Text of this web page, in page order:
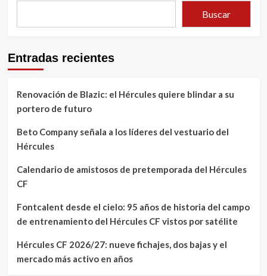
Buscar
Entradas recientes
Renovación de Blazic: el Hércules quiere blindar a su
portero de futuro
Beto Company señala a los líderes del vestuario del
Hércules
Calendario de amistosos de pretemporada del Hércules
CF
Fontcalent desde el cielo: 95 años de historia del campo
de entrenamiento del Hércules CF vistos por satélite
Hércules CF 2026/27: nueve fichajes, dos bajas y el
mercado más activo en años